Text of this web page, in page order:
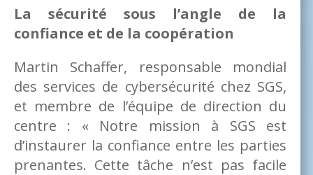
La sécurité sous l’angle de la
confiance et de la coopération
Martin Schaffer, responsable mondial
des services de cybersécurité chez SGS,
et membre de l’équipe de direction du
centre : « Notre mission à SGS est
d’instaurer la confiance entre les parties
prenantes. Cette tâche n’est pas facile